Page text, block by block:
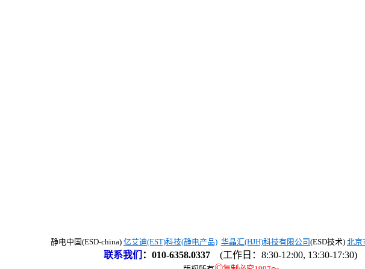
静电中国(ESD-china) 亿艾迪(EST)科技(静电产品) 华晶汇(HJH)科技有限公司(ESD技术) 北京
联系我们 ： 010-6358.0337 (工作日：8:30-12:00, 13:30-17:30)